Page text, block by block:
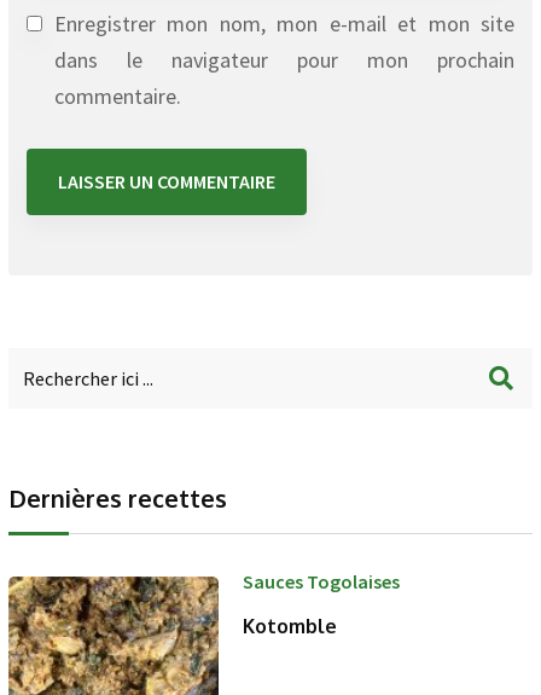
Enregistrer mon nom, mon e-mail et mon site
dans le navigateur pour mon prochain
commentaire.
Dernières recettes
Sauces Togolaises
Kotomble